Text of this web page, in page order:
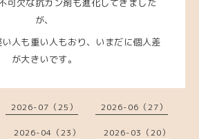
が、
人も重い人もおり、いまだに個人差
が大きいです。
2026-07（25） 2026-06（27）
2026-04（23） 2026-03（20）